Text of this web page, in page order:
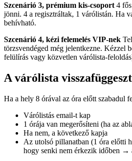
Szcenárió 3, prémium kis-csoport 4
jönni. 4 a regisztráltak, 1 várólistán. Ha
behívható.
Szcenárió 4, kézi felemelés VIP-nek
törzsvendéged még jelentkezne. Kézzel
felülírás vagy közvetlen várólista-
A várólista
Ha a hely 8 órával az óra előtt szabadul
Várólistás email-t kap
1 órája van megerősíteni (ha az
Ha nem, a következő kapja
Az utolsó pillanatban (1 óra előtti
hogy senki nem érkezik időben →